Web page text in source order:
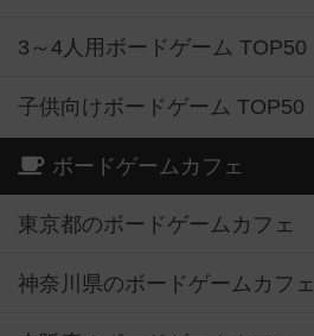
3～4人用ボードゲーム TOP50
子供向けボードゲーム TOP50
ボードゲームカフェ
東京都のボードゲームカフェ
神奈川県のボードゲームカフェ